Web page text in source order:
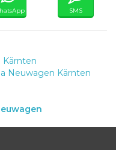
SMS
Kärnten
Neuwagen Kärnten